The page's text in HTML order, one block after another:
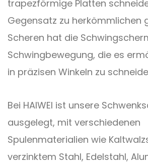
trapezförmige Platten
Gegensatz zu herkömmlichen
Scheren hat die
Schwingbewegung, die es
in präzisen Winkeln zu
Bei HAIWEI ist unsere
ausgelegt, mit verschiedenen
Spulenmaterialien wie
verzinktem Stahl, Edelstahl,